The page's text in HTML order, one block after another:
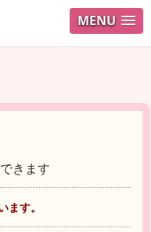
MENU
きます
す。